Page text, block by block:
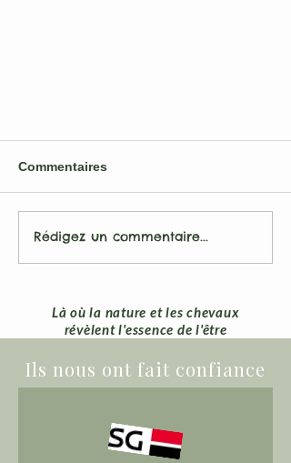
Le leadership au féminin : ce
que les chevaux révèlent en
Commentaires
Rédigez un commentaire...
Là où la nature et les chevaux
révèlent l'essence de l'être
Ils nous ont fait confiance